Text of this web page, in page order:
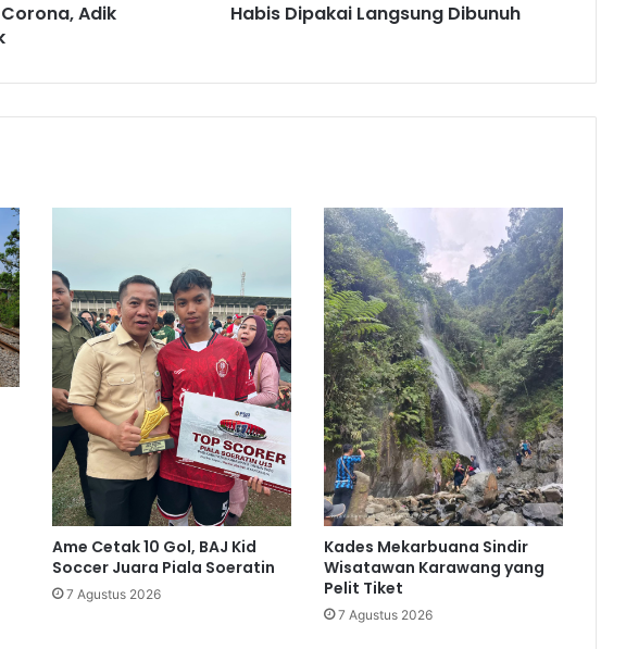
Adik
Habis Dipakai Langsung Dibunuh
Ame Cetak 10 Gol, BAJ Kid
Soccer Juara Piala Soeratin
7 Agustus 2026
Kades Mekarbuana Sindir
Wisatawan Karawang yang
Pelit Tiket
7 Agustus 2026